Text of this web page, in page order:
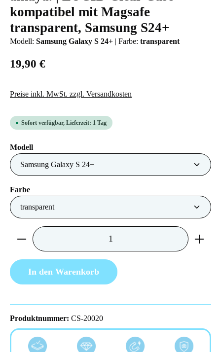
kompatibel mit Magsafe
transparent, Samsung S24+
Modell: Samsung Galaxy S 24+ | Farbe: transparent
19,90 €
Preise inkl. MwSt. zzgl. Versandkosten
Sofort verfügbar, Lieferzeit: 1 Tag
Modellauswählen
Farbeauswählen
Produkt Anzahl: Gib den gewünschten Wert
In den Warenkorb
Produktnummer: CS-20020